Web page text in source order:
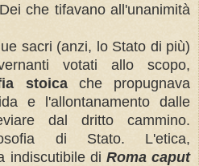
che tifavano all'unanimità
sacri (anzi, lo Stato di più)
votati allo scopo,
stoicache propugnava
e l'allontanamento dalle
dal dritto cammino.
di Stato. L'etica,
indiscutibile di Roma caput